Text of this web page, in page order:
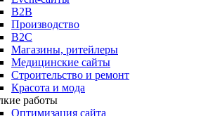
B2B
Производство
B2C
Магазины, ритейлеры
Медицинские сайты
Строительство и ремонт
Красота и мода
работы
Оптимизация сайта